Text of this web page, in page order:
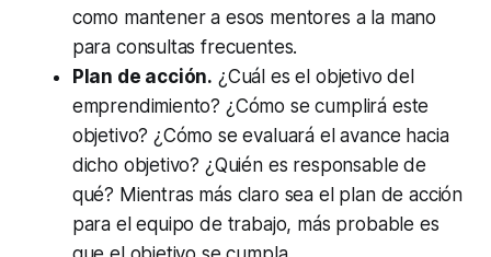
como mantener a esos mentores a la mano
para consultas frecuentes.
Plan de acción. ¿Cuál es el objetivo del
emprendimiento? ¿Cómo se cumplirá este
objetivo? ¿Cómo se evaluará el avance hacia
dicho objetivo? ¿Quién es responsable de
qué? Mientras más claro sea el plan de acción
para el equipo de trabajo, más probable es